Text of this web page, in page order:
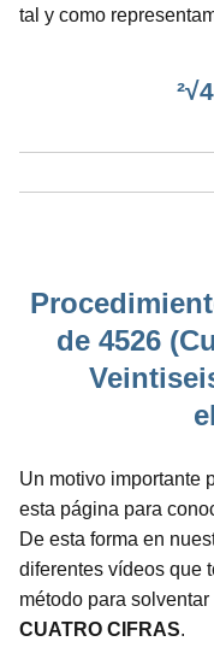
tal y como
de 4526
Un motivo importante
esta página para
De esta forma en
diferentes vídeos que
método para solventar
CUATRO CIFRAS.